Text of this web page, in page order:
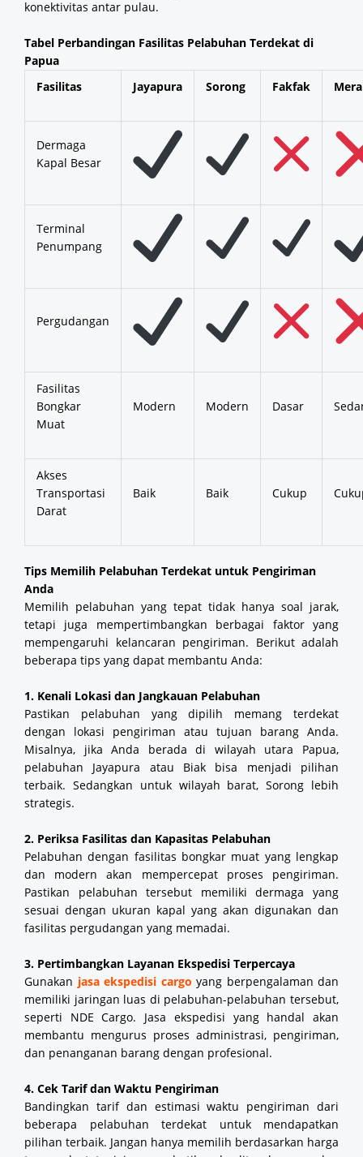
konektivitas antar pulau.
Tabel Perbandingan Fasilitas Pelabuhan Terdekat di
Papua
Fasilitas
Jayapura Sorong Fakfak
Dermaga
Kapal Besar
Terminal
Penumpang
Pergudangan
Fasilitas
Bongkar
Muat
Modern Modern Dasar
Akses
Transportasi
Darat
Baik Baik Cukup
Tips Memilih Pelabuhan Terdekat untuk Pengiriman
Anda
Memilih pelabuhan yang tepat tidak hanya soal jarak,
tetapi juga mempertimbangkan berbagai faktor yang
mempengaruhi kelancaran pengiriman. Berikut adalah
beberapa tips yang dapat membantu Anda:
1. Kenali Lokasi dan Jangkauan Pelabuhan
Pastikan pelabuhan yang dipilih memang terdekat
dengan lokasi pengiriman atau tujuan barang Anda.
Misalnya, jika Anda berada di wilayah utara Papua,
pelabuhan Jayapura atau Biak bisa menjadi pilihan
terbaik. Sedangkan untuk wilayah barat, Sorong lebih
strategis.
2. Periksa Fasilitas dan Kapasitas Pelabuhan
Pelabuhan dengan fasilitas bongkar muat yang lengkap
dan modern akan mempercepat proses pengiriman.
Pastikan pelabuhan tersebut memiliki dermaga yang
sesuai dengan ukuran kapal yang akan digunakan dan
fasilitas pergudangan yang memadai.
3. Pertimbangkan Layanan Ekspedisi Terpercaya
Gunakan jasa ekspedisi cargo yang berpengalaman dan
memiliki jaringan luas di pelabuhan-pelabuhan tersebut,
seperti NDE Cargo. Jasa ekspedisi yang handal akan
membantu mengurus proses administrasi, pengiriman,
dan penanganan barang dengan profesional.
4. Cek Tarif dan Waktu Pengiriman
Bandingkan tarif dan estimasi waktu pengiriman dari
beberapa pelabuhan terdekat untuk mendapatkan
pilihan terbaik. Jangan hanya memilih berdasarkan harga